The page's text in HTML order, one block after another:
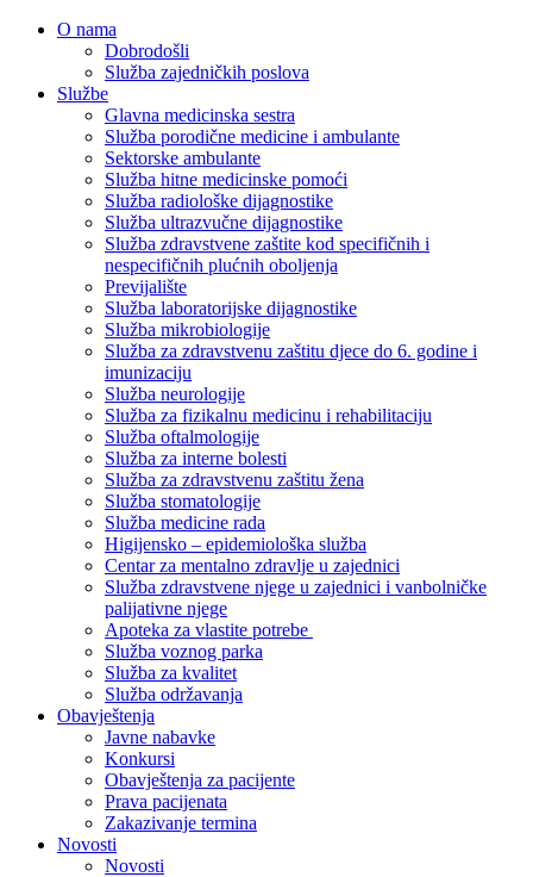
O nama
Dobrodošli
Služba zajedničkih poslova
Službe
Glavna medicinska sestra
Služba porodične medicine i ambulante
Sektorske ambulante
Služba hitne medicinske pomoći
Služba radiološke dijagnostike
Služba ultrazvučne dijagnostike
Služba zdravstvene zaštite kod specifičnih i
nespecifičnih plućnih oboljenja
Previjalište
Služba laboratorijske dijagnostike
Služba mikrobiologije
Služba za zdravstvenu zaštitu djece do 6. godine i
imunizaciju
Služba neurologije
Služba za fizikalnu medicinu i rehabilitaciju
Služba oftalmologije
Služba za interne bolesti
Služba za zdravstvenu zaštitu žena
Služba stomatologije
Služba medicine rada
Higijensko – epidemiološka služba
Centar za mentalno zdravlje u zajednici
Služba zdravstvene njege u zajednici i vanbolničke
palijativne njege
Apoteka za vlastite potrebe
Služba voznog parka
Služba za kvalitet
Služba održavanja
Obavještenja
Javne nabavke
Konkursi
Obavještenja za pacijente
Prava pacijenata
Zakazivanje termina
Novosti
Novosti